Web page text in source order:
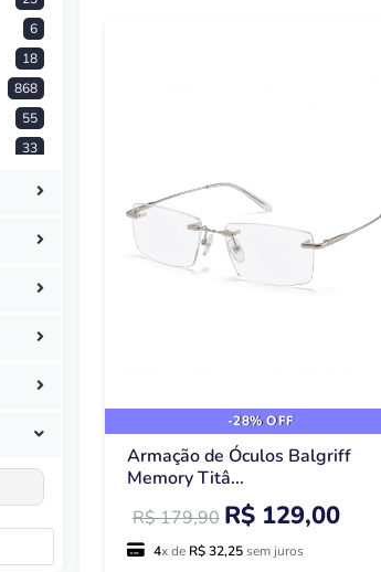
6
18
868
55
33
6
1
-28% OFF
Armação de Óculos Balgriff
Memory Titâ...
R$ 179,90 R$ 129,00
4x de R$ 32,25 sem juros